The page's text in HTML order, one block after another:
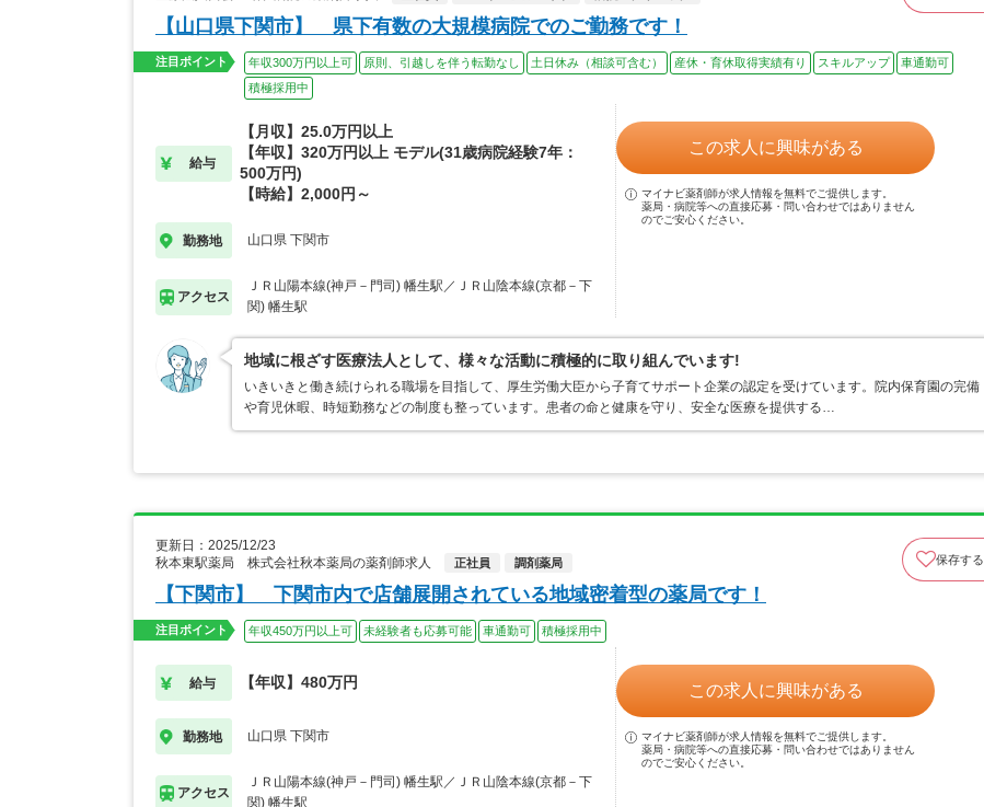
【山口県下関市】 県下有数の大規模病院でのご勤務です！
注目ポイント 年収300万円以上可 原則、引越しを伴う転勤なし 土日休み（相談可含む） 産休・育休取得実績有り スキルアップ
車通勤可
積極採用中
給与
【月収】25.0万円以上
【年収】320万円以上 モデル(31歳病院経験7年：
500万円)
【時給】2,000円～
勤務地 山口県 下関市
アクセス
ＪＲ山陽本線(神戸－門司) 幡生駅／ＪＲ山陰本線(京都－下
関) 幡生駅
この求人に興味がある
マイナビ薬剤師が求人情報を無料でご提供します。
薬局・病院等への直接応募・問い合わせではありません
のでご安心ください。
地域に根ざす医療法人として、様々な活動に積極的に取り組んでいます!
いきいきと働き続けられる職場を目指して、厚生労働大臣から子育てサポート企業の認定を受けています。院内保育園の完備
や育児休暇、時短勤務などの制度も整っています。患者の命と健康を守り、安全な医療を提供する…
更新日：2025/12/23
秋本東駅薬局 株式会社秋本薬局の薬剤師求人
正社員 調剤薬局 保存する
【下関市】 下関市内で店舗展開されている地域密着型の薬局です！
注目ポイント 年収450万円以上可 未経験者も応募可能 車通勤可 積極採用中
給与 【年収】480万円
勤務地 山口県 下関市
アクセス
ＪＲ山陽本線(神戸－門司) 幡生駅／ＪＲ山陰本線(京都－下
関) 幡生駅
この求人に興味がある
マイナビ薬剤師が求人情報を無料でご提供します。
薬局・病院等への直接応募・問い合わせではありません
のでご安心ください。